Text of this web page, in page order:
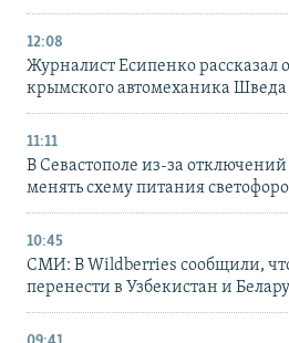
12:08
Журналист Есипенко рассказал
крымского автомеханика Шведа
11:11
В Севастополе из-за
менять схему питания
10:45
СМИ: В Wildberries сообщили, что
перенести в Узбекистан и